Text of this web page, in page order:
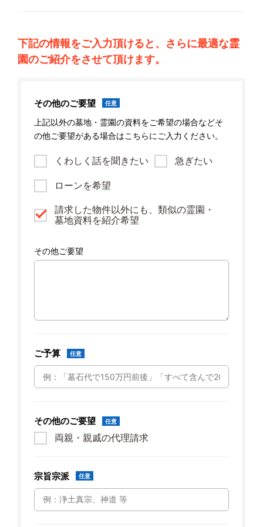
下記の情報をご入力頂けると、さらに最適な霊
園のご紹介をさせて頂けます。
その他のご要望 任意
上記以外の墓地・霊園の資料をご希望の場合などそ
の他ご要望がある場合はこちらにご入力ください。
くわしく話を聞きたい 急ぎたい
ローンを希望
請求した物件以外にも、類似の霊園・
墓地資料を紹介希望
その他ご要望
ご予算 任意
その他のご要望 任意
両親・親戚の代理請求
宗旨宗派 任意